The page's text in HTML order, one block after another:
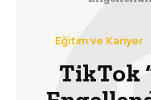
Eğitim ve Kariyer
TikTok